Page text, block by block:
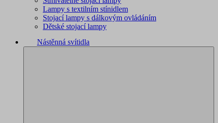
Lampy s textilním stínidlem
Stojací lampy s dálkovým ovládáním
Dětské stojací lampy
Nástěnná svítidla